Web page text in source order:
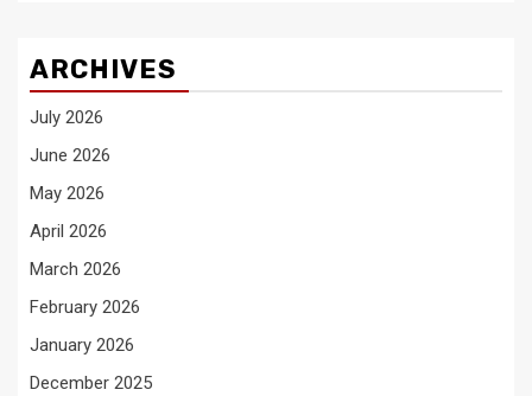
ARCHIVES
July 2026
June 2026
May 2026
April 2026
March 2026
February 2026
January 2026
December 2025